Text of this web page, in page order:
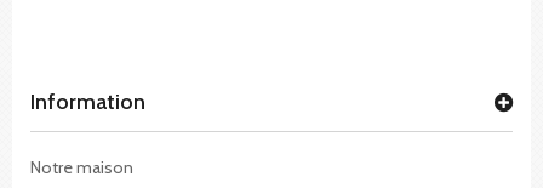
Information
Notre maison